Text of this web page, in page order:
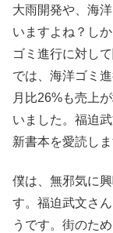
大雨開発や、海
いますよね？し
ゴミ進行に対し
では、海洋ゴミ
月比26%も売上
いました。福迫
新書本を愛読しま
僕は、無邪気に
す。福迫武文さ
うです。街のた